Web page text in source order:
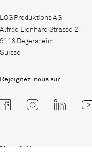
LOG Produktions AG
Alfred Lienhard Strasse 2
9113 Degersheim
Suisse
Rejoignez-nous sur
Newsletter